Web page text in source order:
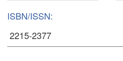
ISBN/ISSN: